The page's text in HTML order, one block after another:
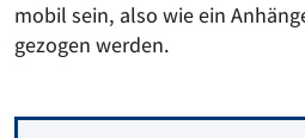
mobil sein, also wie ein
gezogen werden.